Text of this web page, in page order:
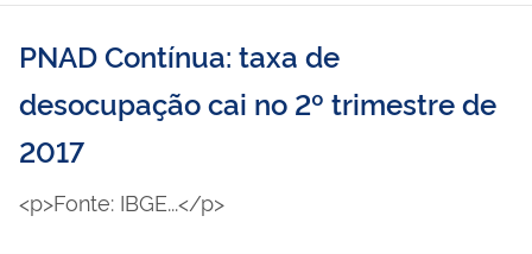
PNAD Contínua: taxa de
desocupação cai no 2º trimestre de
2017
<p>Fonte: IBGE...</p>